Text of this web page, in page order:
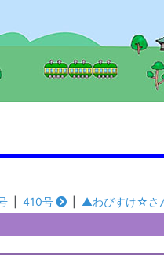
410号 ▲わびすけ☆さ